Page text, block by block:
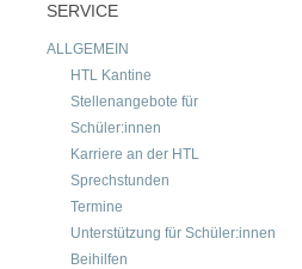
SERVICE
ALLGEMEIN
HTL Kantine
Stellenangebote für
Schüler:innen
Karriere an der HTL
Sprechstunden
Termine
Unterstützung für Schüler:innen
Beihilfen